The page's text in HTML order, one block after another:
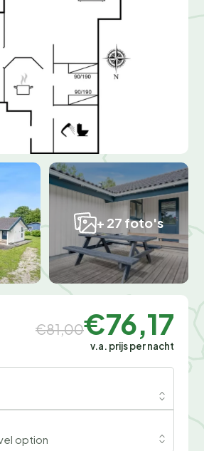
+ 27 foto's
€81,00€76,17
v.a. prijs per nacht
option